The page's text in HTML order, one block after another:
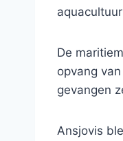
De
opvang
gevangen
Ansjovis